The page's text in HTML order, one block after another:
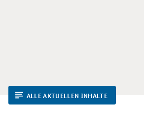
ALLE AKTUELLEN INHALTE